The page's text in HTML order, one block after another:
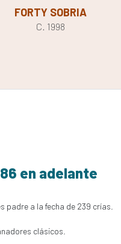
FORTY SOBRIA
C. 1998
en adelante
padre a la fecha de 239 crías.
clásicos.